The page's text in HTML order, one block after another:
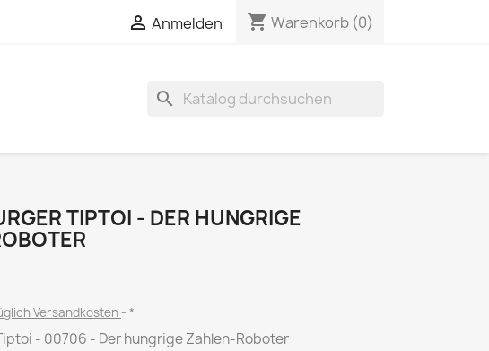
 Anmelden shopping_cart Warenkorb (0)
search
TIPTOI - DER HUNGRIGE
Versandkosten *
- 00706 - Der hungrige Zahlen-Roboter